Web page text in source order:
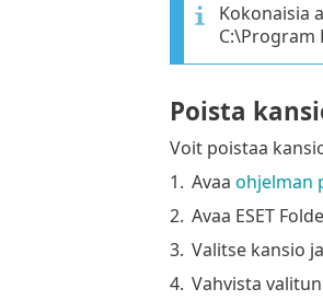
Kokonaisia
C:\Program
Poista
Voit poistaa
1. Avaa ohjelman
2. Avaa ESET
3. Valitse kansio
4. Vahvista